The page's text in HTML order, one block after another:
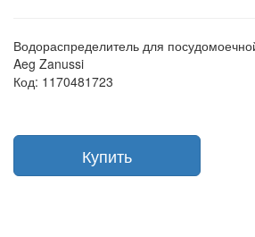
Водораспределитель для
Aeg Zanussi
Код: 1170481723